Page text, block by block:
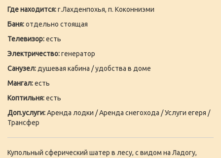
Где находится:г.Лахденпохья, п. Коконниэми
Баня:отдельно стоящая
Телевизор:есть
Электричество:генератор
Санузел: душевая кабина / удобства в доме
Мангал:есть
Коптильня:есть
Доп.услуги:Аренда лодки / Аренда снегохода / Услуги егеря /
Трансфер
Купольный сферический шатер в лесу, с видом на Ладогу,